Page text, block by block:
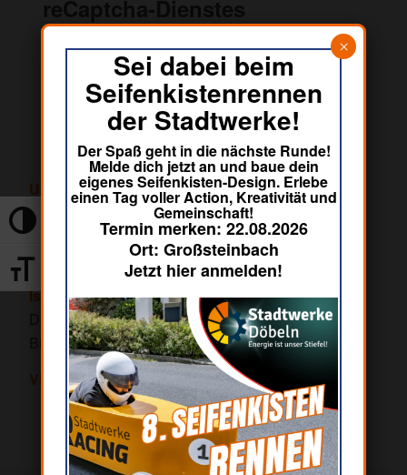
Toggle High Contrast
Toggle Font size
abgelehnt haben, der zur
Überprüfung der vom
Formular gesendeten
Nachrichten erforderlich ist.
Unsere Website soll für alle Menschen
uneingeschränkt nutzbar sein.
Deshalb haben wir großen Wert auf Barrierefreiheit
gelegt.
Ist Ihnen eine Barriere aufgefallen?
Dann freuen wir uns über einen Hinweis.
Bitte nutzen Sie dazu das Formular auf dieser Seite.
Vielen Dank für Ihre Unterstützung!
Wir verwenden auf
unserer Website Cookies.
Einige der Cookies sind
technisch notwendig und
damit essentiell. Andere
Cookies helfen dabei, das
Nutzerverhalten zu
Website damit verbessern
zu können. Die
Einstellungen können Sie
jederzeit anpassen.
Alle akzeptieren
Sei dabei beim
Seifenkistenrennen
der Stadtwerke!
Der Spaß geht in die nächste Runde!
Melde dich jetzt an und baue dein
eigenes Seifenkisten-Design. Erlebe
einen Tag voller Action, Kreativität und
Gemeinschaft!
Termin merken: 22.08.2026
Ort: Großsteinbach
Jetzt hier anmelden!
×